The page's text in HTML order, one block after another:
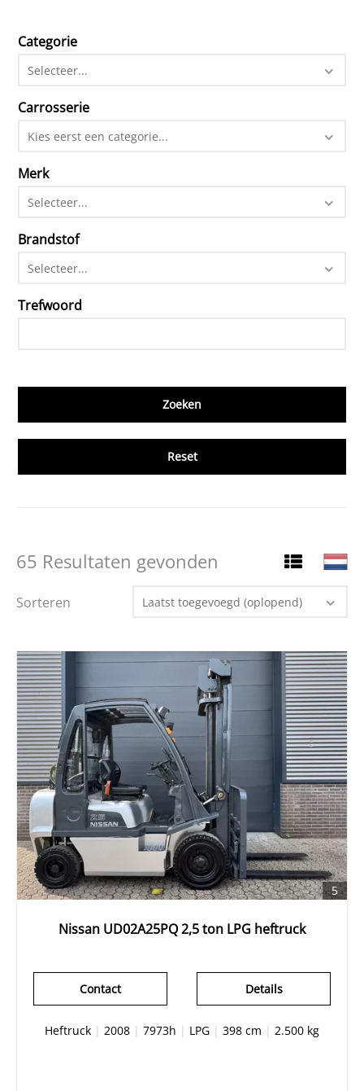
Categorie
Selecteer...
Carrosserie
Kies eerst een categorie...
Merk
Selecteer...
Brandstof
Selecteer...
Trefwoord
Reset
65 Resultaten gevonden
Sorteren Laatst toegevoegd (oplopend)
5
Nissan UD02A25PQ 2,5 ton LPG heftruck
Details
Contact
Heftruck | 2008 | 7973h | LPG | 398 cm | 2.500 kg